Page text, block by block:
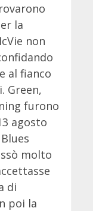
la
non
al fianco
Green,
furono
agosto
molto
di
poi la